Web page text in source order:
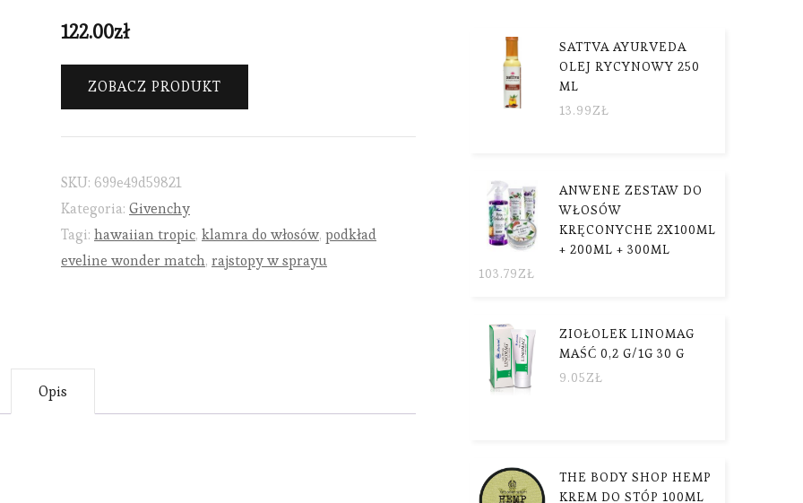
122.00zł
ZOBACZ PRODUKT
SKU: 699e49d59821
Kategoria: Givenchy
Tagi: hawaiian tropic, klamra do włosów, podkład
eveline wonder match, rajstopy w sprayu
Opis
SATTVA AYURVEDA
OLEJ RYCYNOWY 250
ML
13.99ZŁ
ANWENE ZESTAW DO
WŁOSÓW
KRĘCONYCHE 2X100ML
+ 200ML + 300ML
103.79ZŁ
ZIOŁOLEK LINOMAG
MAŚĆ 0,2 G/1G 30 G
9.05ZŁ
THE BODY SHOP HEMP
KREM DO STÓP 100ML